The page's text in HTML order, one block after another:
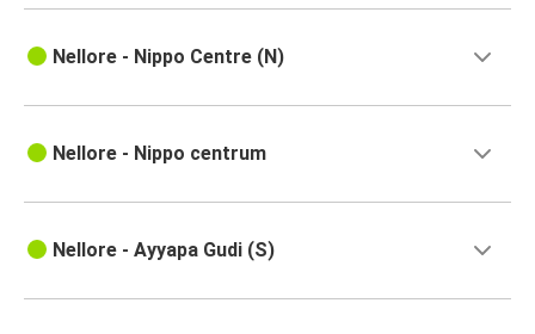
Nellore - Nippo Centre (N)
Nellore - Nippo centrum
Nellore - Ayyapa Gudi (S)